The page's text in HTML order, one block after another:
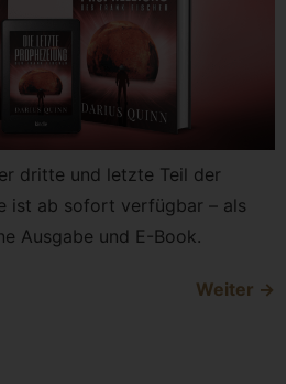
dritte und letzte Teil der
ist ab sofort verfügbar – als
Ausgabe und E-Book.
Weiter →